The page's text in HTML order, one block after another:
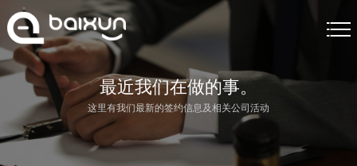
首页
网站制作
网站制作案例
最近我们在做的事。
这里有我们最新的签约信息及相关公司活动